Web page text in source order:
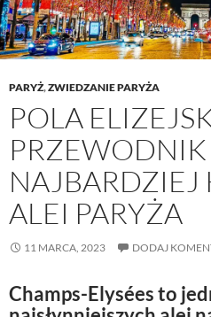
PARYŻ,ZWIEDZANIE PARYŻA
POLA
PRZEWODNIK
NAJBARDZIEJ
ALEI PARYŻA
11 MARCA, 2023 DODAJ
Champs-Elysées to